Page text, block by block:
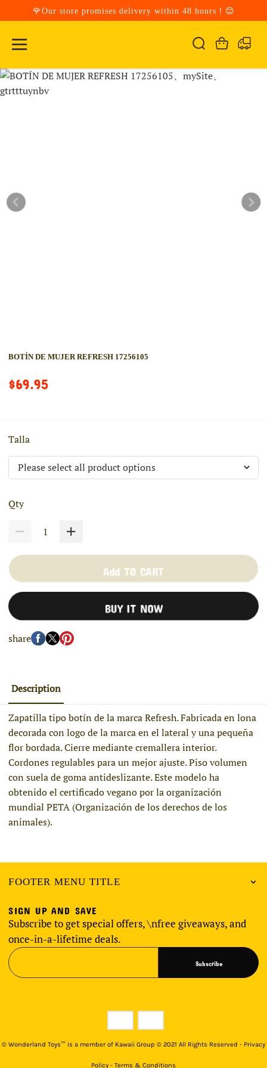
🌹Our store promises delivery within 48 hours！😊
BOTÍN DE MUJER REFRESH 17256105
$69.95
Talla
Qty
Add TO CART
BUY IT NOW
share
Description
Zapatilla tipo botín de la marca Refresh. Fabricada en lona
decorada con logo de la marca en el lateral y una pequeña
flor bordada. Cierre mediante cremallera interior.
Cordones regulables para un mejor ajuste. Piso volumen
con suela de goma antideslizante. Este modelo ha
obtenido el certificado vegano por la organización
mundial PETA (Organización de los derechos de los
animales).
FOOTER MENU TITLE
SIGN UP AND SAVE
Subscribe to get special offers, \nfree giveaways, and
once-in-a-lifetime deals.
Subscribe
© Wonderland Toys™ is a member of Kawaii Group © 2021 All Rights Reserved - Privacy
Policy - Terms & Conditions